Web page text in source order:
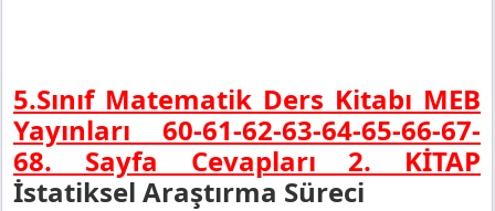
5.Sınıf Matematik Ders Kitabı MEB
Yayınları 60-61-62-63-64-65-66-67-
68. Sayfa Cevapları 2. KİTAP
İstatiksel Araştırma Süreci